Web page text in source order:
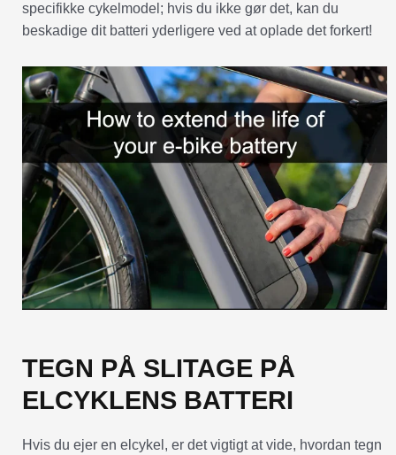
specifikke cykelmodel; hvis du ikke gør det, kan du
beskadige dit batteri yderligere ved at oplade det forkert!
TEGN PÅ SLITAGE PÅ
ELCYKLENS BATTERI
Hvis du ejer en elcykel, er det vigtigt at vide, hvordan tegn